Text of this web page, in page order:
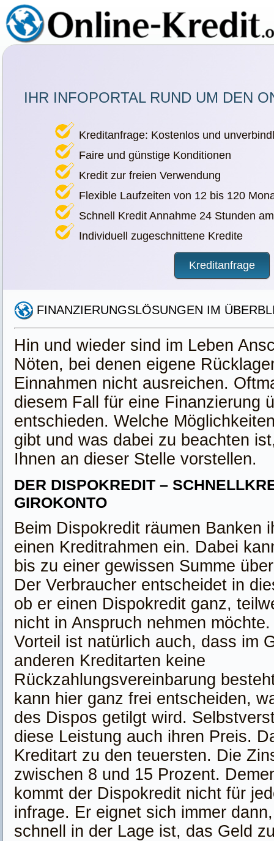
IHR INFOPORTAL RUND UM DEN
Kreditanfrage: Kostenlos und
Faire und günstige Konditionen
Kredit zur freien Verwendung
Flexible Laufzeiten von 12 bis 120
Schnell Kredit Annahme 24 Stunden
Individuell zugeschnittene Kredite
Kreditanfrage
FINANZIERUNGSLÖSUNGEN IM
Hin und wieder sind im Leben
Nöten, bei denen eigene
Einnahmen nicht ausreichen.
diesem Fall für eine Finanzierung
entschieden. Welche
gibt und was dabei zu beachten
Ihnen an dieser Stelle vorstellen.
DER DISPOKREDIT –
GIROKONTO
Beim Dispokredit räumen Banken
einen Kreditrahmen ein. Dabei
bis zu einer gewissen Summe
Der Verbraucher entscheidet in
ob er einen Dispokredit ganz,
nicht in Anspruch nehmen
Vorteil ist natürlich auch, dass im
anderen Kreditarten keine
Rückzahlungsvereinbarung
kann hier ganz frei entscheiden,
des Dispos getilgt wird.
diese Leistung auch ihren Preis.
Kreditart zu den teuersten. Die
zwischen 8 und 15 Prozent.
kommt der Dispokredit nicht für
infrage. Er eignet sich immer
schnell in der Lage ist, das Geld